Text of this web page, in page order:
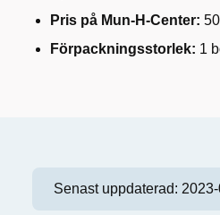
Pris på Mun-H-Center:
Förpackningsstorlek: 1
Senast uppdaterad: